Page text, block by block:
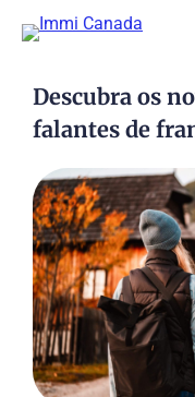
Descubra os
falantes de